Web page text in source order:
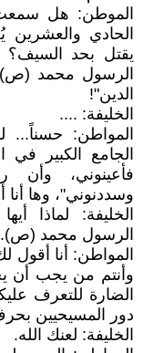
الموطن: هل
الحادي والعشرين
يقتل بحد
الرسول محمد
الدين"!
الخليفة: ....
المواطن:
الجامع الكبير
فأعينوني، وأن
وسددنوني"، وها
الخليفة: لماذا
الرسول محمد (ص).
المواطن: أنا أقول
وأنتم من يجب أن
الضارة للتعرف
دور المسيحيين
الخليفة: لعنك الله.